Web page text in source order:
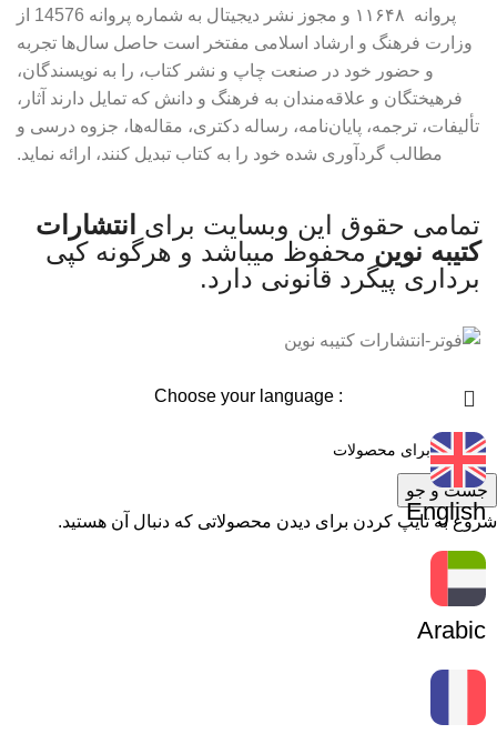
پروانه ۱۱۶۴۸ و مجوز نشر دیجیتال به شماره پروانه 14576 از
وزارت فرهنگ و ارشاد اسلامی مفتخر است حاصل سال‌ها تجربه
و حضور خود در صنعت چاپ و نشر کتاب، را به نویسندگان،
فرهیختگان و علاقه‌مندان به فرهنگ و دانش که تمایل دارند آثار،
تألیفات، ترجمه، پایان‌نامه، رساله دکتری، مقاله‌ها، جزوه درسی و
مطالب گردآوری شده خود را به کتاب تبدیل کنند، ارائه نماید.
تمامی حقوق این وبسایت برای انتشارات
کتیبه نوین محفوظ میباشد و هرگونه کپی
برداری پیگرد قانونی دارد.
جست و جو
شروع به تایپ کردن برای دیدن محصولاتی که دنبال آن هستید.
: Choose your language
English
Arabic